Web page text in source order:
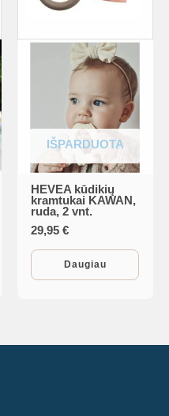
IŠPARDUOTA
HEVEA kūdikių
kramtukai KAWAN,
ruda, 2 vnt.
29,95€
Daugiau